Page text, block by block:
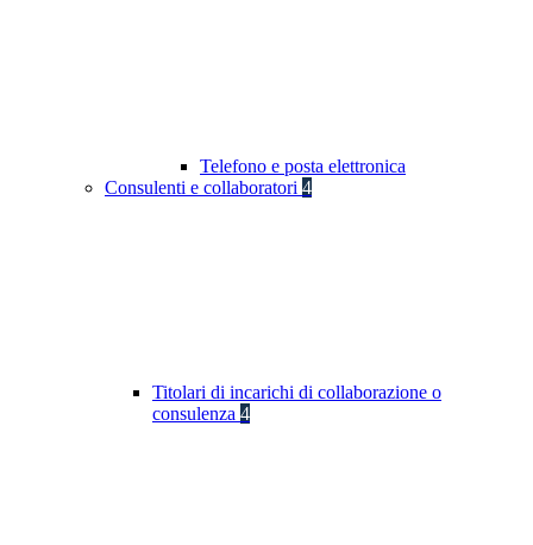
Telefono e posta elettronica
Consulenti e collaboratori 4
Titolari di incarichi di collaborazione o
consulenza 4